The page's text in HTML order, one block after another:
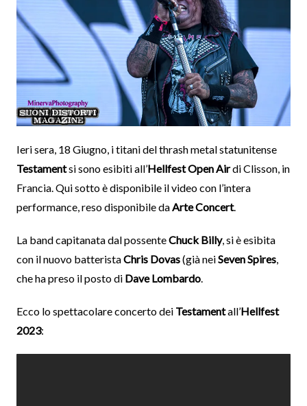
Ieri sera, 18 Giugno, i titani del thrash metal statunitense
Testamentsi sono esibiti all’Hellfest Open Airdi Clisson, in
Francia. Qui sotto è disponibile il video con l’intera
performance, reso disponibile da Arte Concert.
La band capitanata dal possenteChuck Billy, si è esibita
con il nuovo batteristaChris Dovas(già neiSeven Spires,
che ha preso il posto di Dave Lombardo.
Ecco lo spettacolare concerto dei Testamentall’Hellfest
2023: